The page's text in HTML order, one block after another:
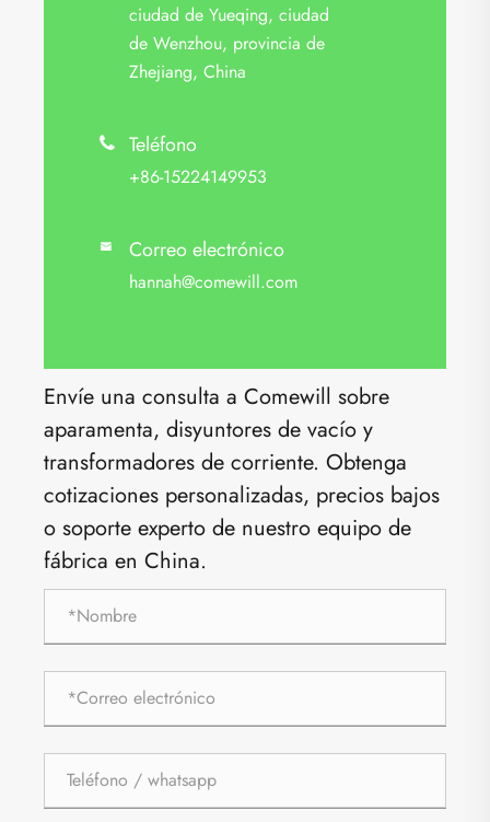
ciudad de Yueqing, ciudad
de Wenzhou, provincia de
Zhejiang, China
 Teléfono
+86-15224149953
 Correo electrónico
hannah@comewill.com
Envíe una consulta a Comewill sobre
aparamenta, disyuntores de vacío y
transformadores de corriente. Obtenga
cotizaciones personalizadas, precios bajos
o soporte experto de nuestro equipo de
fábrica en China.